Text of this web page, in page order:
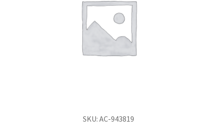
SKU: AC-943819